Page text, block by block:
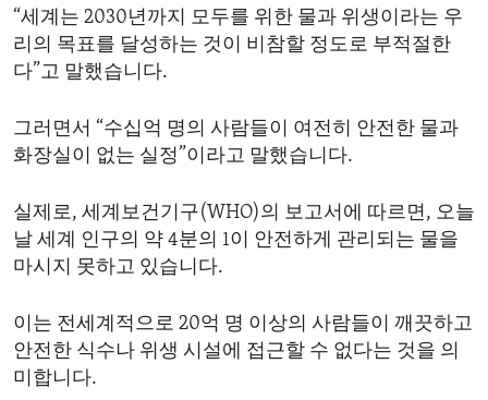
“세계는 2030년까지 모두를 위한 물과 위생이라는 우
리의 목표를 달성하는 것이 비참할 정도로 부적절한
다”고 말했습니다.
그러면서 “수십억 명의 사람들이 여전히 안전한 물과
화장실이 없는 실정”이라고 말했습니다.
실제로, 세계보건기구(WHO)의 보고서에 따르면, 오늘
날 세계 인구의 약 4분의 1이 안전하게 관리되는 물을
마시지 못하고 있습니다.
이는 전세계적으로 20억 명 이상의 사람들이 깨끗하고
안전한 식수나 위생 시설에 접근할 수 없다는 것을 의
미합니다.